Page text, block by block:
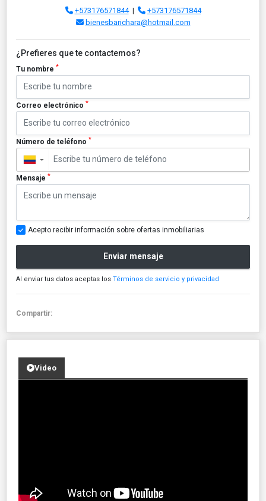
+573176571844|
+573176571844
bienesbarichara@hotmail.com
¿Prefieres que te contactemos?
Tu nombre *
Correo electrónico *
Número de teléfono *
▼
Mensaje *
Acepto recibir información sobre ofertas inmobiliarias
Enviar mensaje
Al enviar tus datos aceptas los Términos de servicio y privacidad
Compartir:
Video